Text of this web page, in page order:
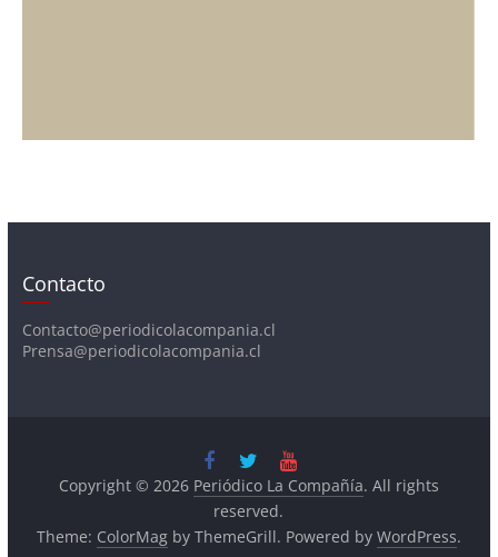
Contacto
Contacto@periodicolacompania.cl
Prensa@periodicolacompania.cl
Copyright © 2026 Periódico La Compañía. All rights
reserved.
Theme: ColorMagby ThemeGrill. Powered by WordPress.